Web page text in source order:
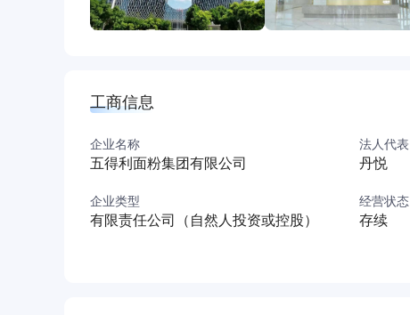
工商信息
企业名称
五得利面粉集团有限公司
法人代表
丹悦
企业类型
有限责任公司（自然人投资或控股）
经营状态
存续